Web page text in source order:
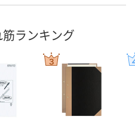
ランキング